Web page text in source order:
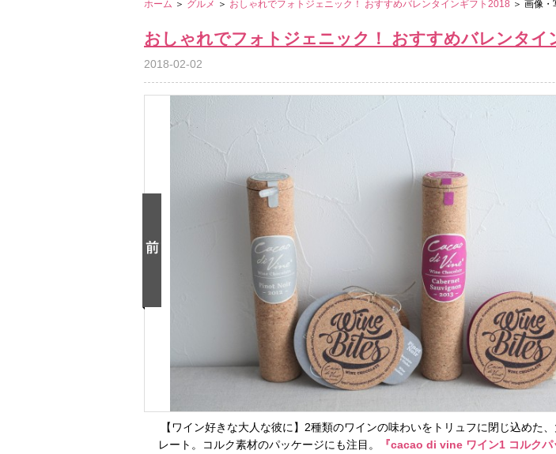
ホーム ＞ グルメ ＞ おしゃれでフォトジェニック！ おすすめバレンタインギフト2018 ＞ 画像
おしゃれでフォトジェニック！ おすすめバレンタイ
2018-02-02
【ワイン好きな大人な彼に】2種類のワインの味わいをトリュフに閉じ込めた
レート。コルク素材のパッケージにも注目。
『cacao di vine ワイン1 コルク